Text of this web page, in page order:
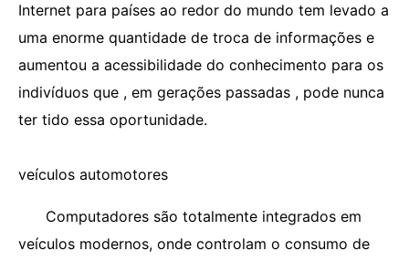
Internet para países ao redor do mundo tem levado a
uma enorme quantidade de troca de informações e
aumentou a acessibilidade do conhecimento para os
indivíduos que , em gerações passadas , pode nunca
ter tido essa oportunidade.
veículos automotores
Computadores são totalmente integrados em
veículos modernos, onde controlam o consumo de